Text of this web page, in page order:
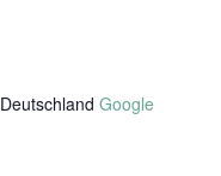
Deutschland Google